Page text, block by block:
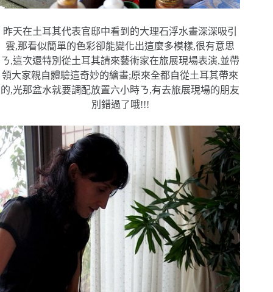
昨天在土耳其代表官邸中看到的大理石浮水畫深深吸引
雲,那看似簡單的色彩卻能變化出這麼多模樣,很有意思
ㄋ,這次還特別從土耳其請來藝術家在旅展現場表演,並帶
領大家親自體驗這奇妙的繪畫;原來全都自從土耳其帶來
的,光那盆水就要調配放置六小時ㄋ,有去旅展現場的朋友
別錯過了 哦!!!